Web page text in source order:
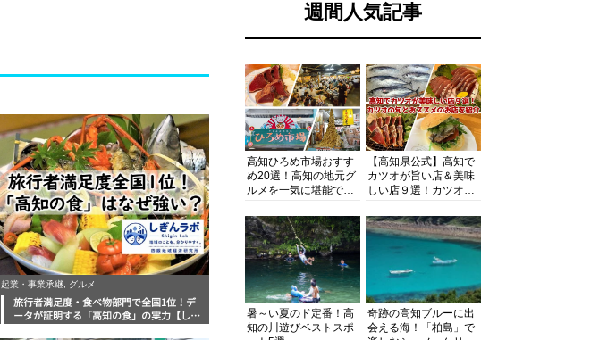
起業・事業承継, グルメ
旅行者満足度・食べ物部門で全国1位！デ
ータが証明する「高知の食」の実力【しぎ
週間人気記事
高知ひろめ市場おすす
め20選！高知の地元グ
ルメを一気に堪能でき
底解剖
【高知県公式】高知で
カツオが旨い店＆美味
しい店９選！カツオの
紹介
暑～い夏のド定番！高
知の川遊びベストスポ
奇跡の高知ブルーに出
会える海！「柏島」で